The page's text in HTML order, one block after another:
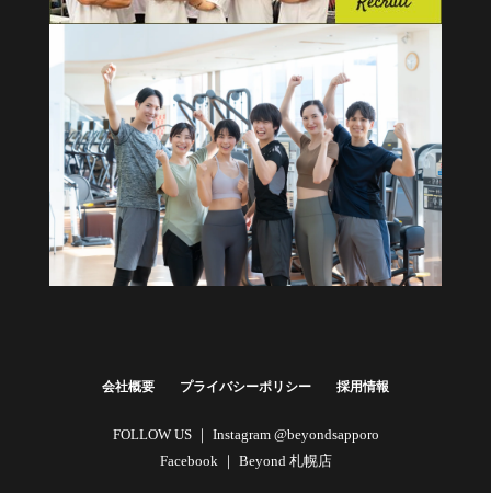
会社概要 プライバシーポリシー 採用情報
FOLLOW US ｜ Instagram @beyondsapporo
Facebook ｜ Beyond 札幌店